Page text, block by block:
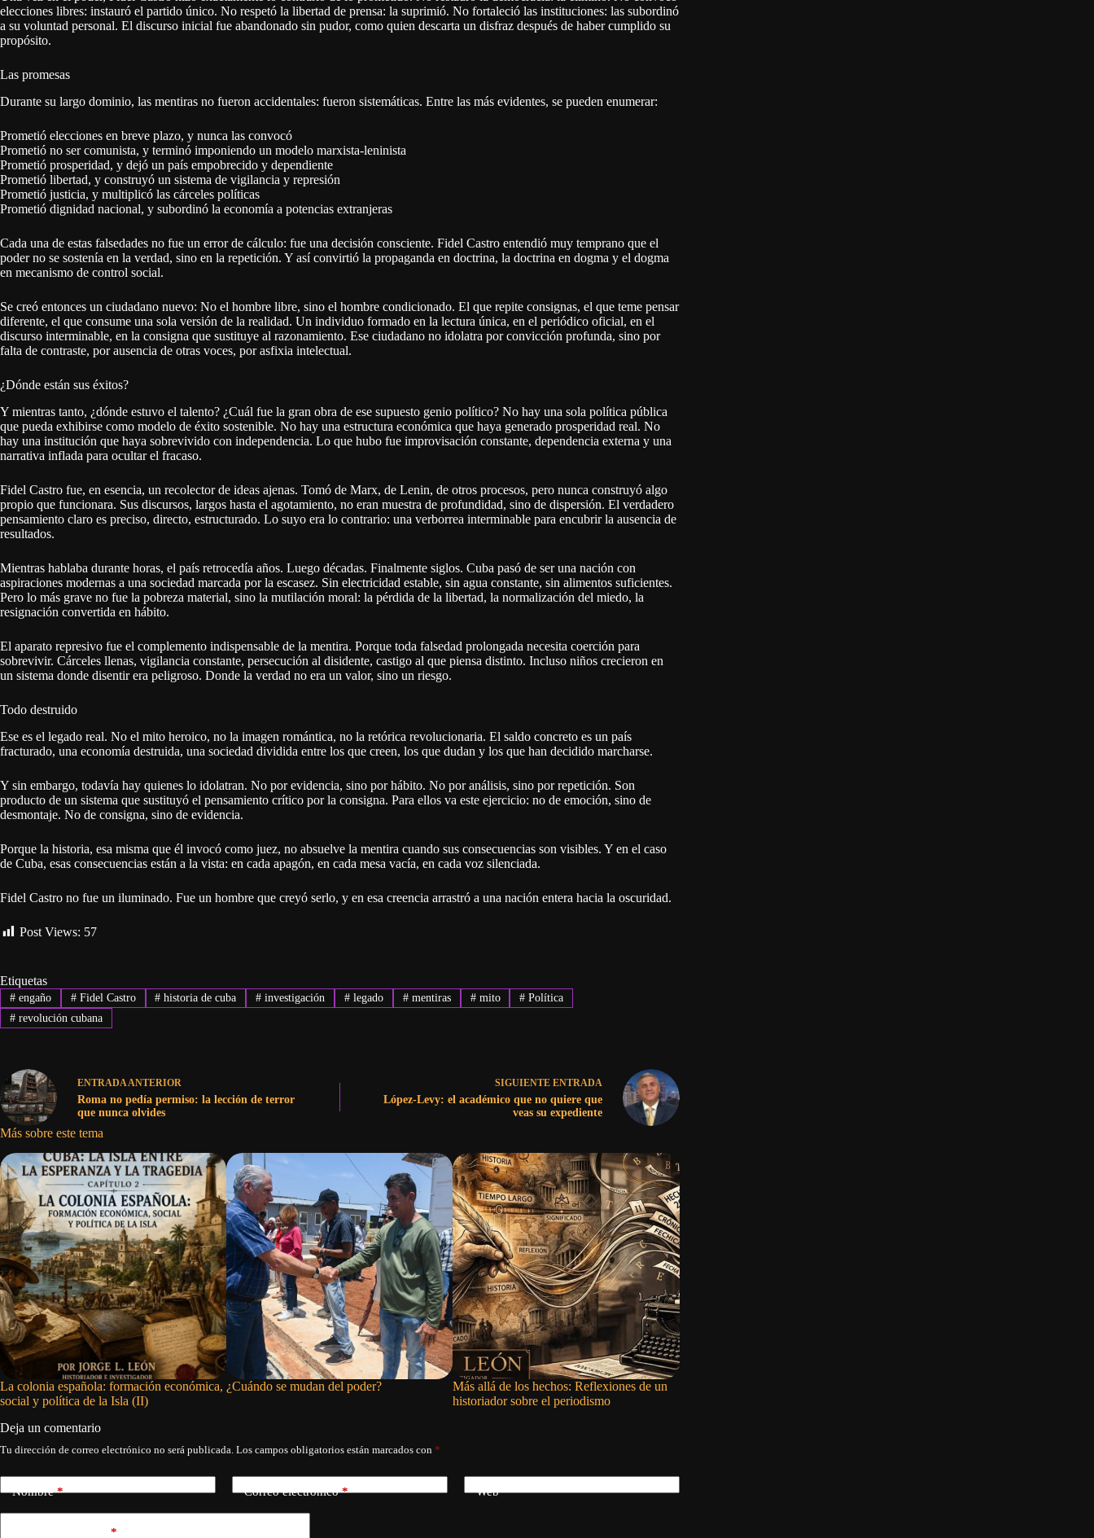
elecciones libres: instauró el partido único. No respetó la libertad de prensa: la suprimió. No fortaleció las instituciones: las subordinó
a su voluntad personal. El discurso inicial fue abandonado sin pudor, como quien descarta un disfraz después de haber cumplido su
propósito.
Las promesas
Durante su largo dominio, las mentiras no fueron accidentales: fueron sistemáticas. Entre las más evidentes, se pueden enumerar:
Prometió elecciones en breve plazo, y nunca las convocó
Prometió no ser comunista, y terminó imponiendo un modelo marxista-leninista
Prometió prosperidad, y dejó un país empobrecido y dependiente
Prometió libertad, y construyó un sistema de vigilancia y represión
Prometió justicia, y multiplicó las cárceles políticas
Prometió dignidad nacional, y subordinó la economía a potencias extranjeras
Cada una de estas falsedades no fue un error de cálculo: fue una decisión consciente. Fidel Castro entendió muy temprano que el
poder no se sostenía en la verdad, sino en la repetición. Y así convirtió la propaganda en doctrina, la doctrina en dogma y el dogma
en mecanismo de control social.
Se creó entonces un ciudadano nuevo: No el hombre libre, sino el hombre condicionado. El que repite consignas, el que teme pensar
diferente, el que consume una sola versión de la realidad. Un individuo formado en la lectura única, en el periódico oficial, en el
discurso interminable, en la consigna que sustituye al razonamiento. Ese ciudadano no idolatra por convicción profunda, sino por
falta de contraste, por ausencia de otras voces, por asfixia intelectual.
¿Dónde están sus éxitos?
Y mientras tanto, ¿dónde estuvo el talento? ¿Cuál fue la gran obra de ese supuesto genio político? No hay una sola política pública
que pueda exhibirse como modelo de éxito sostenible. No hay una estructura económica que haya generado prosperidad real. No
hay una institución que haya sobrevivido con independencia. Lo que hubo fue improvisación constante, dependencia externa y una
narrativa inflada para ocultar el fracaso.
Fidel Castro fue, en esencia, un recolector de ideas ajenas. Tomó de Marx, de Lenin, de otros procesos, pero nunca construyó algo
propio que funcionara. Sus discursos, largos hasta el agotamiento, no eran muestra de profundidad, sino de dispersión. El verdadero
pensamiento claro es preciso, directo, estructurado. Lo suyo era lo contrario: una verborrea interminable para encubrir la ausencia de
resultados.
Mientras hablaba durante horas, el país retrocedía años. Luego décadas. Finalmente siglos. Cuba pasó de ser una nación con
aspiraciones modernas a una sociedad marcada por la escasez. Sin electricidad estable, sin agua constante, sin alimentos suficientes.
Pero lo más grave no fue la pobreza material, sino la mutilación moral: la pérdida de la libertad, la normalización del miedo, la
resignación convertida en hábito.
El aparato represivo fue el complemento indispensable de la mentira. Porque toda falsedad prolongada necesita coerción para
sobrevivir. Cárceles llenas, vigilancia constante, persecución al disidente, castigo al que piensa distinto. Incluso niños crecieron en
un sistema donde disentir era peligroso. Donde la verdad no era un valor, sino un riesgo.
Todo destruido
Ese es el legado real. No el mito heroico, no la imagen romántica, no la retórica revolucionaria. El saldo concreto es un país
fracturado, una economía destruida, una sociedad dividida entre los que creen, los que dudan y los que han decidido marcharse.
Y sin embargo, todavía hay quienes lo idolatran. No por evidencia, sino por hábito. No por análisis, sino por repetición. Son
producto de un sistema que sustituyó el pensamiento crítico por la consigna. Para ellos va este ejercicio: no de emoción, sino de
desmontaje. No de consigna, sino de evidencia.
Porque la historia, esa misma que él invocó como juez, no absuelve la mentira cuando sus consecuencias son visibles. Y en el caso
de Cuba, esas consecuencias están a la vista: en cada apagón, en cada mesa vacía, en cada voz silenciada.
Fidel Castro no fue un iluminado. Fue un hombre que creyó serlo, y en esa creencia arrastró a una nación entera hacia la oscuridad.
Post Views: 57
Etiquetas
#engaño #Fidel Castro # historia de cuba # investigación # legado #mentiras #mito # Política
#revolución cubana
ENTRADAANTERIOR
Roma no pedía permiso: la lección de terror
que nunca olvides
SIGUIENTE ENTRADA
López-Levy: el académico que no quiere que
veas su expediente
Más sobre este tema
La colonia española: formación económica,
social y política de la Isla (II)
¿Cuándo se mudan del poder?
Más allá de los hechos: Reflexiones de un
historiador sobre el periodismo
Deja un comentario
Tu dirección de correo electrónico no será publicada. Los campos obligatorios están marcados con *
Nombre* Correo electrónico* Web
*